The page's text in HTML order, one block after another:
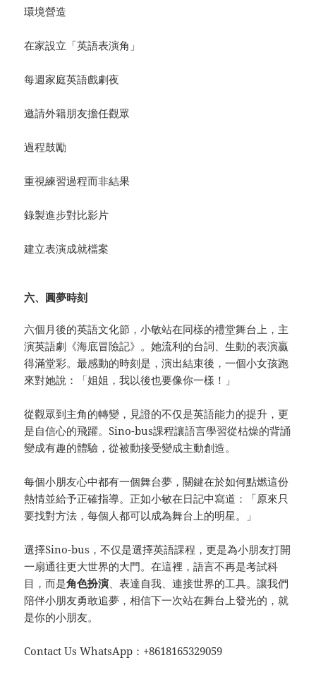
環境營造
在家設立「英語表演角」
每週家庭英語戲劇夜
邀請外籍朋友擔任觀眾
過程鼓勵
重視練習過程而非結果
錄製進步對比影片
建立表演成就檔案
六、圓夢時刻
六個月後的英語文化節，小敏站在同樣的禮堂舞台上，主
演英語劇《海底冒險記》。她流利的台詞、生動的表演贏
得滿堂彩。最感動的時刻是，演出結束後，一個小女孩跑
來對她說：「姐姐，我以後也要像你一樣！」
從觀眾到主角的轉變，見證的不仅是英語能力的提升，更
是自信心的飛躍。Sino-bus課程讓語言學習從枯燥的背誦
變成有趣的體驗，從被動接受變成主動創造。
每個小朋友心中都有一個舞台夢，關鍵在於如何點燃這份
熱情並給予正確指導。正如小敏在日記中寫道：「原來只
要找對方法，每個人都可以成為舞台上的明星。」
選擇Sino-bus，不仅是選擇英語課程，更是為小朋友打開
一扇通往更大世界的大門。在這裡，語言不再是考試科
目，而是角色扮演、表達自我、連接世界的工具。讓我們
陪伴小朋友勇敢追夢，相信下一次站在舞台上發光的，就
是你的小朋友。
Contact Us WhatsApp：+8618165329059